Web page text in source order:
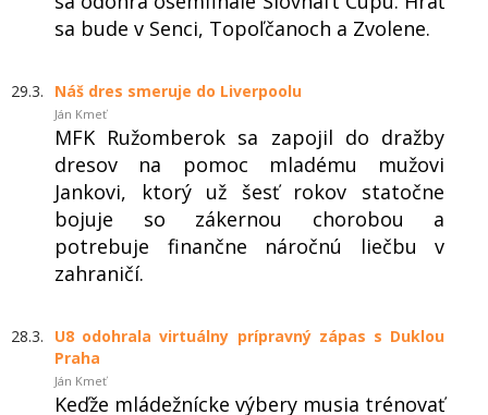
sa bude v Senci, Topoľčanoch a Zvolene.
29.3. Náš dres smeruje do Liverpoolu
Ján Kmeť
MFK Ružomberok sa zapojil do dražby
dresov na pomoc mladému mužovi
Jankovi, ktorý už šesť rokov statočne
bojuje so zákernou chorobou a
potrebuje finančne náročnú liečbu v
zahraničí.
28.3.
U8 odohrala virtuálny prípravný zápas s Duklou
Praha
Ján Kmeť
Keďže mládežnícke výbery musia trénovať